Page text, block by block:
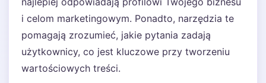
i celom marketingowym. Ponadto, narzędzia te
pomagają zrozumieć, jakie pytania zadają
użytkownicy, co jest kluczowe przy tworzeniu
wartościowych treści.